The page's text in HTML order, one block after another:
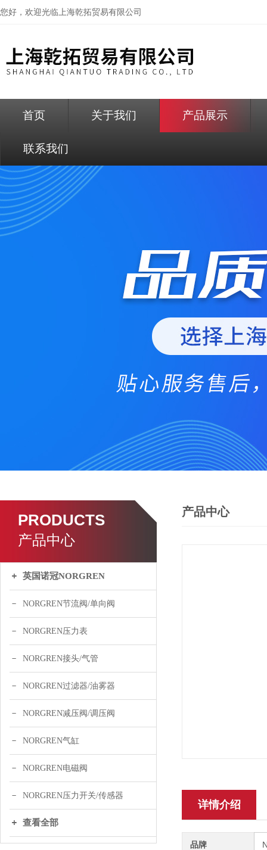
您好，欢迎光临上海乾拓贸易有限公司
首页 关于我们 产品展示
联系我们
PRODUCTS
产品中心
英国诺冠NORGREN
NORGREN节流阀/单向阀
NORGREN压力表
NORGREN接头/气管
NORGREN过滤器/油雾器
NORGREN减压阀/调压阀
NORGREN气缸
NORGREN电磁阀
NORGREN压力开关/传感器
查看全部
产品中心
详情介绍
品牌